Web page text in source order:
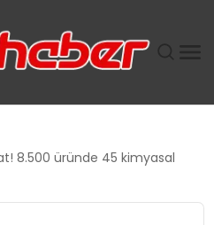
EKONOMIDE KADIN
8.500 üründe 45 kimyasal